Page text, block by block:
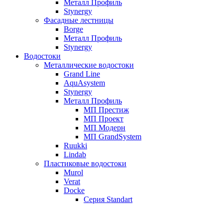
Металл Профиль
Stynergy
Фасадные лестницы
Borge
Металл Профиль
Stynergy
Водостоки
Металлические водостоки
Grand Line
AquAsystem
Stynergy
Металл Профиль
МП Престиж
МП Проект
МП Модерн
МП GrandSystem
Ruukki
Lindab
Пластиковые водостоки
Murol
Verat
Docke
Серия Standart